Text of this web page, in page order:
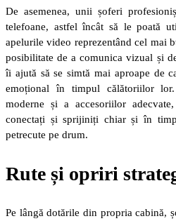
De asemenea, unii șoferi
telefoane, astfel încât să le poată
apelurile video reprezentând cel mai
posibilitate de a comunica vizual și
îi ajută să se simtă mai aproape de
emoțional în timpul călătoriilor
moderne și a accesoriilor
conectați și sprijiniți chiar și în
petrecute pe drum.
Rute și opriri
Pe lângă dotările din propria cabină,